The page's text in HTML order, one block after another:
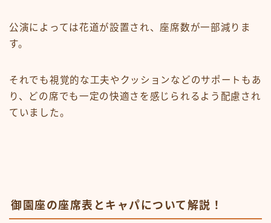
公演によっては花道が設置され、座席数が一部減りま
す。
それでも視覚的な工夫やクッションなどのサポートもあ
り、どの席でも一定の快適さを感じられるよう配慮され
ていました。
御園座の座席表とキャパについて解説！